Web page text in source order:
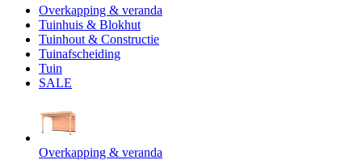
Overkapping & veranda
Tuinhuis & Blokhut
Tuinhout & Constructie
Tuinafscheiding
Tuin
SALE
Overkapping & veranda